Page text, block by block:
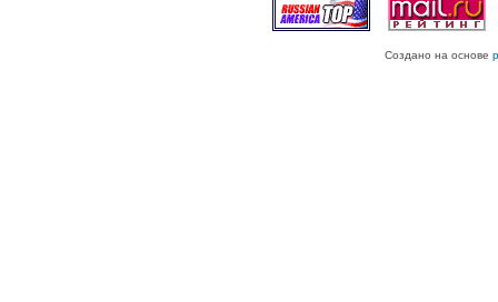
Создано на основе